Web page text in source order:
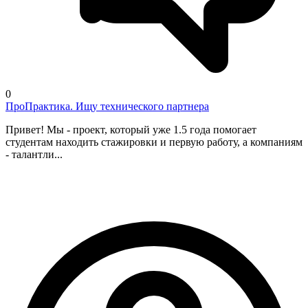
0
ПроПрактика. Ищу технического партнера
Привет! Мы - проект, который уже 1.5 года помогает
студентам находить стажировки и первую работу, а компаниям
- талантли...